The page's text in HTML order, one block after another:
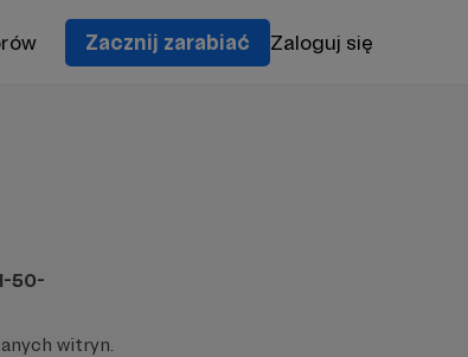
Zacznij zarabiać Zaloguj się
50-
witryn.